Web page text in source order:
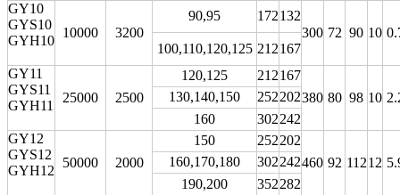
GY10
GYS10
GYH10
10000 3200
90,95 172132
300 72 90 10
100,110,120,125 212167
GY11
GYS11
GYH11
25000 2500
120,125 212167
380 80 98 10
130,140,150 252202
160
302242
GY12
GYS12
GYH12
50000 2000
150 252202
460 92 11212
160,170,180 302242
190,200
352282